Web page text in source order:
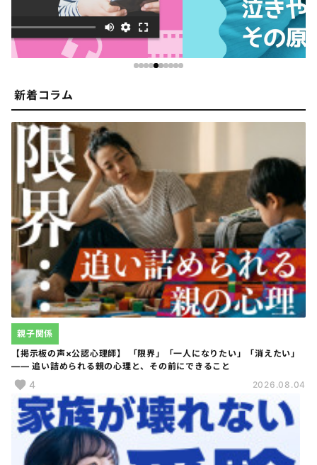
新着コラム
【掲示板の声×公認心理師】 「限界」「一人になりたい」「消えたい」
―― 追い詰められる親の心理と、その前にできること
親子関係
4 2026.08.04